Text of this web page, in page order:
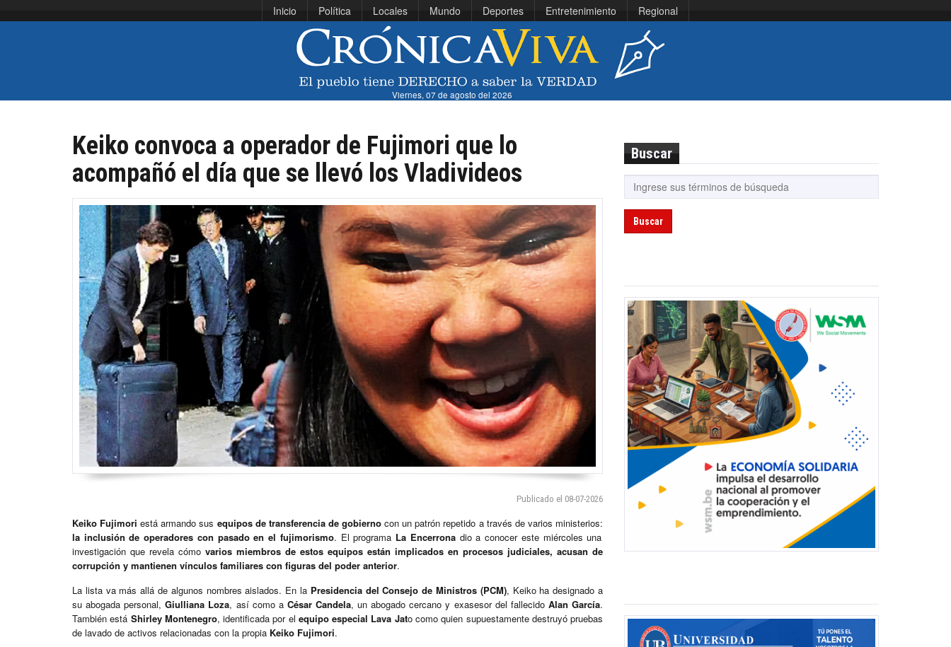
Inicio Política Locales Mundo Deportes Entretenimiento Regional
Viernes, 07 de agosto del 2026
Keiko convoca a operador de Fujimori que lo
acompañó el día que se llevó los Vladivideos
Publicado el 08-07-2026
Keiko Fujimori está armando sus equipos de transferencia de gobierno con un patrón repetido a través de varios ministerios:
la inclusión de operadores con pasado en el fujimorismo. El programa La Encerronadio a conocer este miércoles una
investigación que revela cómo varios miembros de estos equipos están implicados en procesos judiciales, acusan de
corrupción y mantienen vínculos familiares con figuras del poder anterior.
La lista va más allá de algunos nombres aislados. En la Presidencia del Consejo de Ministros (PCM), Keiko ha designado a
su abogada personal,Giulliana Loza, así como a César Candela, un abogado cercano y exasesor del fallecido Alan García.
También está Shirley Montenegro, identificada por el equipo especial Lava Jato como quien supuestamente destruyó pruebas
de lavado de activos relacionadas con la propia Keiko Fujimori.
Buscar
Buscar